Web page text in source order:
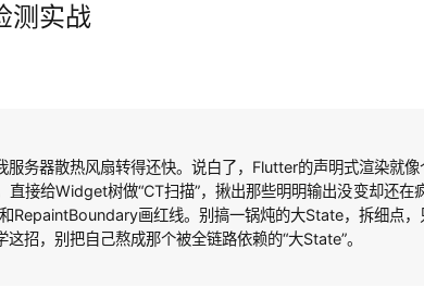
测实战
务器散热风扇转得还快。说白了，Flutter的声明式渲染就
接给Widget树做“CT扫描”，揪出那些明明输出没变却还在
画红线。别搞一锅炖的大State，拆细点，
招，别把自己熬成那个被全链路依赖的“大State”。